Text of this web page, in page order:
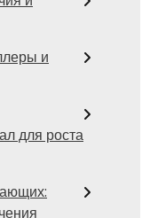
и
для роста